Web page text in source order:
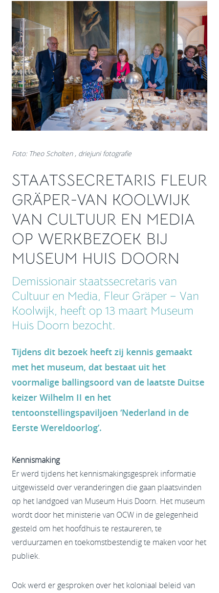
Foto: Theo Scholten , driejuni fotografie
STAATSSECRETARIS FLEUR
GRÄPER-VAN KOOLWIJK
VAN CULTUUR EN MEDIA
OP WERKBEZOEK BIJ
MUSEUM HUIS DOORN
Demissionair staatssecretaris van
Cultuur en Media, Fleur Gräper – Van
Koolwijk, heeft op 13 maart Museum
Huis Doorn bezocht.
Tijdens dit bezoek heeft zij kennis gemaakt
met het museum, dat bestaat uit het
voormalige ballingsoord van de laatste Duitse
keizer Wilhelm II en het
tentoonstellingspaviljoen ‘Nederland in de
Eerste Wereldoorlog’.
Kennismaking
Er werd tijdens het kennismakingsgesprek informatie
uitgewisseld over veranderingen die gaan plaatsvinden
op het landgoed van Museum Huis Doorn. Het museum
wordt door het ministerie van OCW in de gelegenheid
gesteld om het hoofdhuis te restaureren, te
verduurzamen en toekomstbestendig te maken voor het
publiek.
Ook werd er gesproken over het koloniaal beleid van